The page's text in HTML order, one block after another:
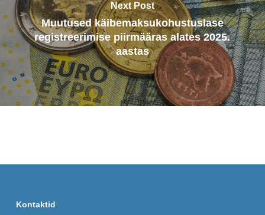
Next Post
Muutused käibemaksukohustuslase
registreerimise piirmääras alates 2025.
aastas
Kontaktid